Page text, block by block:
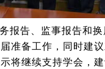
报告、监事报告和
准备工作，同时建
将继续支持学会，